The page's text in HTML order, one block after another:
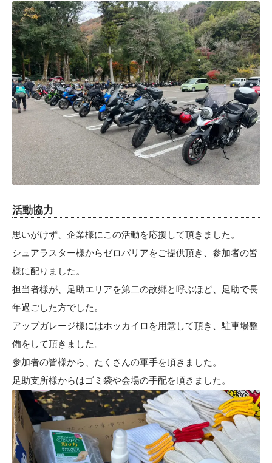
活動協力
思いがけず、企業様にこの活動を応援して頂きました。
シュアラスター様からゼロバリアをご提供頂き、参加者の皆
様に配りました。
担当者様が、足助エリアを第二の故郷と呼ぶほど、足助で長
年過ごした方でした。
アップガレージ様にはホッカイロを用意して頂き、駐車場整
備をして頂きました。
参加者の皆様から、たくさんの軍手を頂きました。
足助支所様からはゴミ袋や会場の手配を頂きました。